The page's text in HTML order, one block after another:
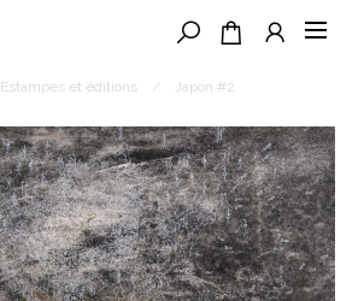
Estampes et éditions / Japon #2